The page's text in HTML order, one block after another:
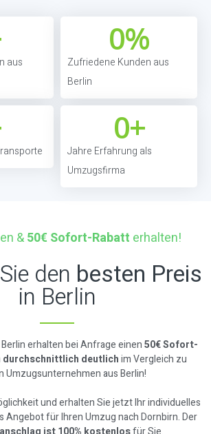
aus
Zufriedene Kunden aus
Berlin
0%
Jahre Erfahrung als
Umzugsfirma
0+
&50€ Sofort-Rabatt erhalten!
den besten Preis
in Berlin
erhalten bei Anfrage einen50€ Sofort-
durchschnittlich deutlichim Vergleich zu
Umzugsunternehmen aus Berlin!
und erhalten Sie jetzt Ihr individuelles
Angebot für Ihren Umzug nach Dornbirn. Der